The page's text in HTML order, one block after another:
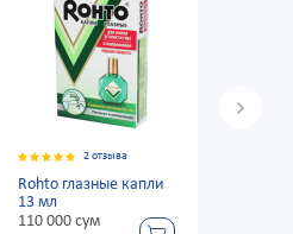
отзыва
капли
277 800 сум